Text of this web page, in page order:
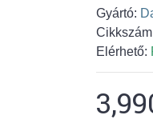
Gyártó:
Elérhető: